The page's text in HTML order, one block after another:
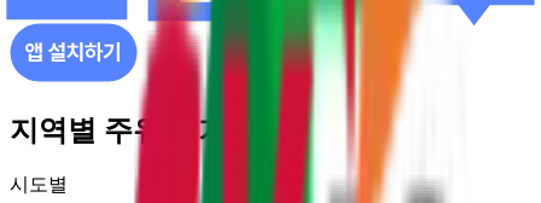
지역별 주유소 가격 정보
시도별